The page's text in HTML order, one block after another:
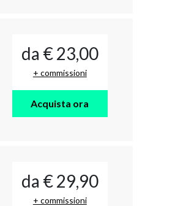
da € 23,00
+ commissioni
Acquista ora
da € 29,90
+ commissioni